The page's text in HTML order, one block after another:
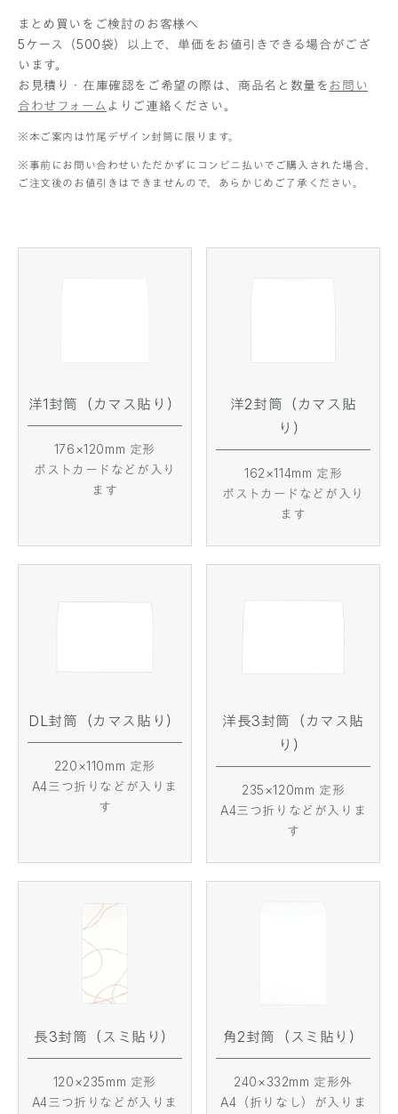
まとめ買いをご検討のお客様へ
5ケース（500袋）以上で、単価をお値引きできる場合がござ
います。
お見積り・在庫確認をご希望の際は、商品名と数量を お問い
合わせフォーム よりご連絡ください。
※本ご案内は竹尾デザイン封筒に限ります。
※事前にお問い合わせいただかずにコンビニ払いでご購入された場合、
ご注文後のお値引きはできませんので、あらかじめご了承ください。
洋1封筒（カマス貼り）
176×120mm 定形
ポストカードなどが入り
ます
洋2封筒（カマス貼
り）
162×114mm 定形
ポストカードなどが入り
ます
DL封筒（カマス貼り）
220×110mm 定形
A4三つ折りなどが入りま
す
洋長3封筒（カマス貼
り）
235×120mm 定形
A4三つ折りなどが入りま
す
長3封筒（スミ貼り）
120×235mm 定形
A4三つ折りなどが入りま
角2封筒（スミ貼り）
240×332mm 定形外
A4（折りなし）が入りま